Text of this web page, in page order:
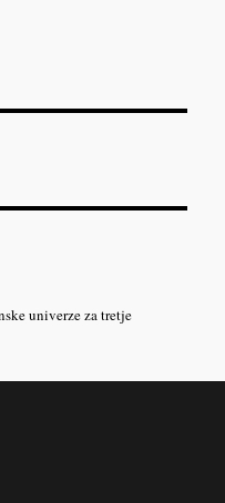
univerze za tretje